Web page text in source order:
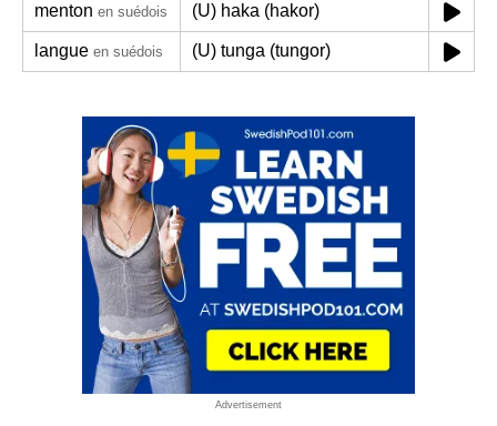
menton en suédois (U) haka (hakor)
langue en suédois (U) tunga (tungor)
Advertisement